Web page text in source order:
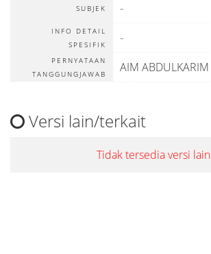
SUBJEK -
INFO DETAIL
SPESIFIK
-
PERNYATAAN
TANGGUNGJAWAB
AIM ABDULKARIM
Versi lain/terkait
Tidak tersedia versi lain